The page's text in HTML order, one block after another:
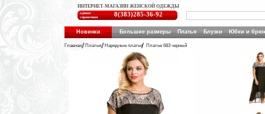
ИНТЕРНЕТ-МАГАЗИН ЖЕНСКОЙ ОДЕЖДЫ
единая
справочная
8(383)285-36-92
Новинки Большие размеры Платья Блузки Юбки и
Главная Платья Нарядные платья Платье 683 черный